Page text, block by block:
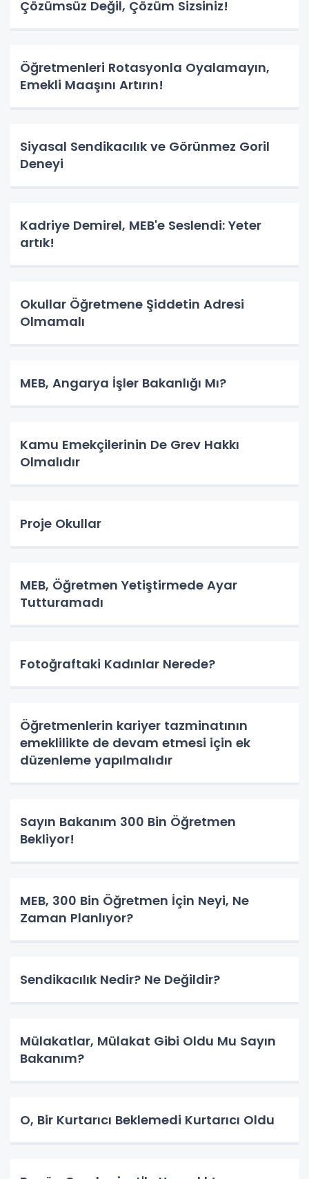
Çözümsüz Değil, Çözüm Sizsiniz!
Öğretmenleri Rotasyonla Oyalamayın,
Emekli Maaşını Artırın!
Siyasal Sendikacılık ve Görünmez Goril
Deneyi
Kadriye Demirel, MEB'e Seslendi: Yeter
artık!
Okullar Öğretmene Şiddetin Adresi
Olmamalı
MEB, Angarya İşler Bakanlığı Mı?
Kamu Emekçilerinin De Grev Hakkı
Olmalıdır
Proje Okullar
MEB, Öğretmen Yetiştirmede Ayar
Tutturamadı
Fotoğraftaki Kadınlar Nerede?
Öğretmenlerin kariyer tazminatının
emeklilikte de devam etmesi için ek
düzenleme yapılmalıdır
Sayın Bakanım 300 Bin Öğretmen
Bekliyor!
MEB, 300 Bin Öğretmen İçin Neyi, Ne
Zaman Planlıyor?
Sendikacılık Nedir? Ne Değildir?
Mülakatlar, Mülakat Gibi Oldu Mu Sayın
Bakanım?
O, Bir Kurtarıcı Beklemedi Kurtarıcı Oldu